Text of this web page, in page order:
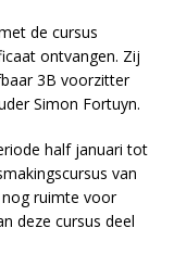
de cursus
ontvangen. Zij
3B voorzitter
Simon Fortuyn.
half januari tot
van
nog ruimte voor
deze cursus deel